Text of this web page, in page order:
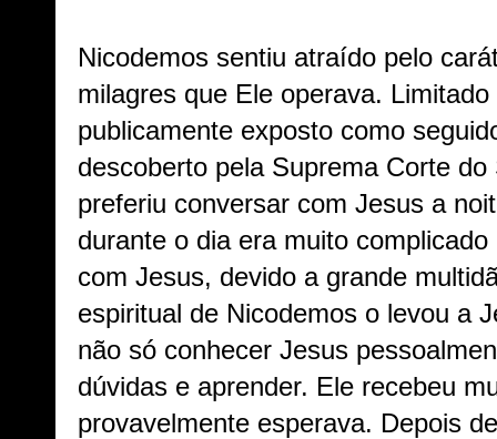
Nicodemos sentiu atraído pelo
milagres que Ele operava.
publicamente exposto como
descoberto pela Suprema Corte
preferiu conversar com Jesus a
durante o dia era muito
com Jesus, devido a grande
espiritual de Nicodemos o levou a
não só conhecer Jesus
dúvidas e aprender. Ele recebeu
provavelmente esperava. Depois